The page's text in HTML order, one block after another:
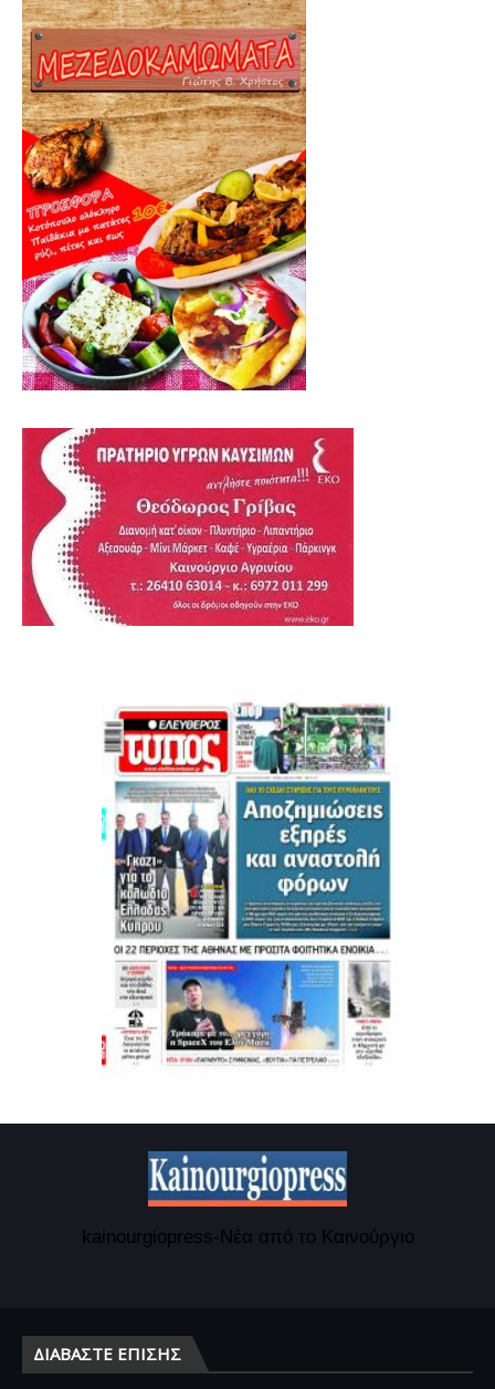
kainourgiopress-Νέα από το Καινούργιο
ΔΙΑΒΆΣΤΕ ΕΠΊΣΗΣ